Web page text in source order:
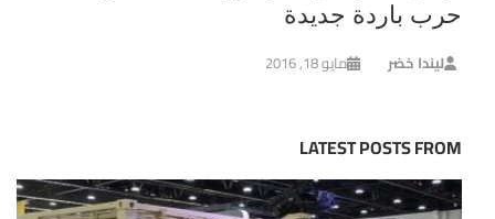
حرب باردة جديدة
ليندا خضر مايو 18, 2016
LATEST POSTS FROM